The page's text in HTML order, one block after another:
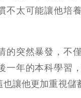
不太可能讓他培
的突然暴發，不
一年的本科學習
讓他更加重視儲